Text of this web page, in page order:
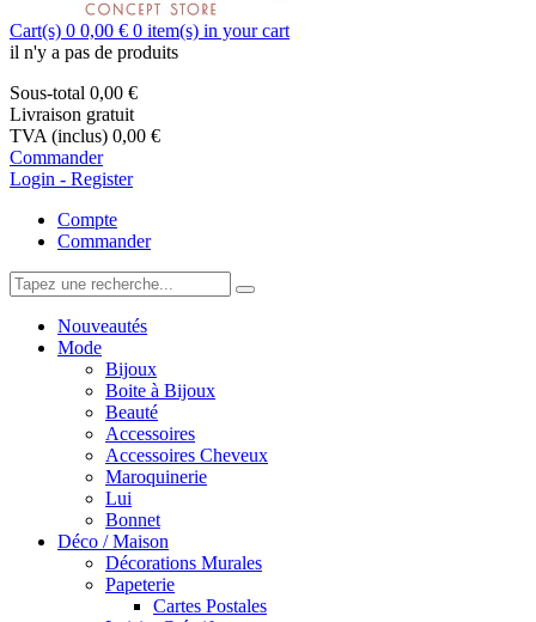
Cart(s) 0 0,00 € 0 item(s) in your cart
il n'y a pas de produits
Sous-total 0,00 €
Livraison gratuit
TVA (inclus) 0,00 €
Commander
Login - Register
Compte
Commander
Nouveautés
Mode
Bijoux
Boite à Bijoux
Beauté
Accessoires
Accessoires Cheveux
Maroquinerie
Lui
Bonnet
Déco / Maison
Décorations Murales
Papeterie
Cartes Postales